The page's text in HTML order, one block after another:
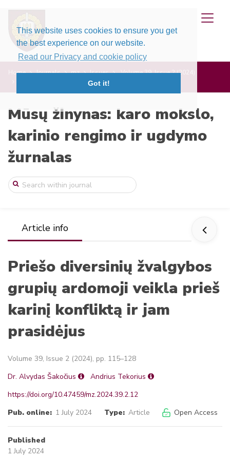
This website uses cookies to ensure you get
the best experience on our website.
Read our Privacy and cookie policy
Got it!
Home Journals mz Issues
Volume 39, Issue 2 (2024)
Priešo diversinių žvalgybos grupių ardom ...
Mūsų žinynas: karo mokslo,
karinio rengimo ir ugdymo
žurnalas
Article info
Priešo diversinių žvalgybos
grupių ardomoji veikla prieš
karinį konfliktą ir jam
prasidėjus
Volume 39, Issue 2 (2024), pp. 115–128
Dr. Alvydas Šakočius
Andrius Tekorius
https://doi.org/10.47459/mz.2024.39.2.12
Pub. online: 1 July 2024 Type: Article Open Access
Published
1 July 2024